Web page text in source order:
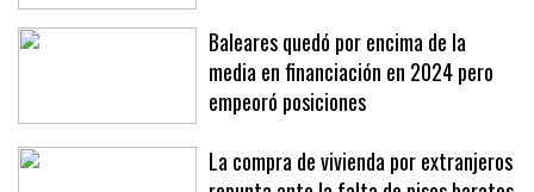
Baleares quedó por encima de la
media en financiación en 2024 pero
empeoró posiciones